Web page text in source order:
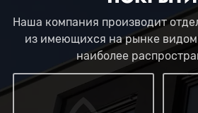
Наша компания производит
из имеющихся на рынке
наиболее